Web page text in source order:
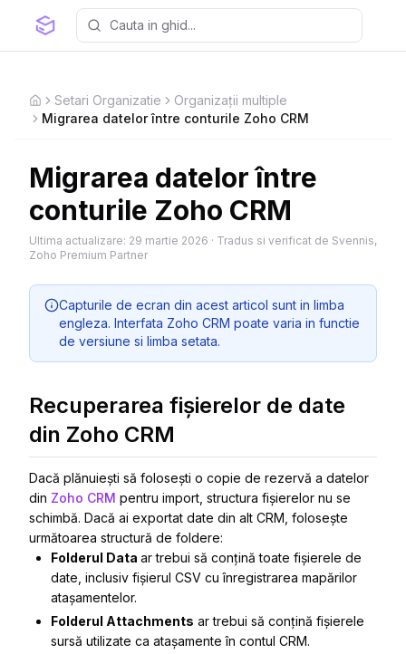
HomeSetari Organizatie
Organizații multiple
Migrarea datelor între conturile Zoho CRM
Migrarea datelor între
conturile Zoho CRM
Ultima actualizare: 29 martie 2026 · Tradus si verificat de Svennis,
Zoho Premium Partner
Capturile de ecran din acest articol sunt in limba
engleza. Interfata Zoho CRM poate varia in functie
de versiune si limba setata.
Recuperarea fișierelor de date
din Zoho CRM
Dacă plănuiești să folosești o copie de rezervă a datelor
din Zoho CRM pentru import, structura fișierelor nu se
schimbă. Dacă ai exportat date din alt CRM, folosește
următoarea structură de foldere:
Folderul Data ar trebui să conțină toate fișierele de
date, inclusiv fișierul CSV cu înregistrarea mapărilor
atașamentelor.
Folderul Attachments ar trebui să conțină fișierele
sursă utilizate ca atașamente în contul CRM.